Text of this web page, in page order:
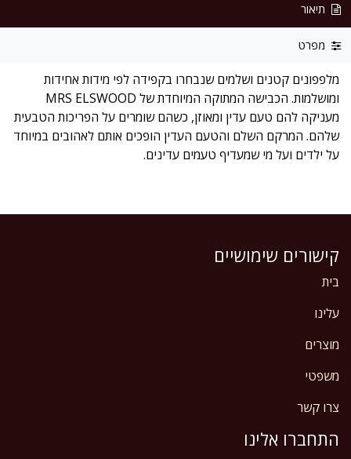
תיאור
מפרט
מלפפונים קטנים ושלמים שנבחרו בקפידה לפי מידות אחידות
ומושלמות. הכבישה המתוקה המיוחדת של MRS ELSWOOD
מעניקה להם טעם עדין ומאוזן, כשהם שומרים על הפריכות הטבעית
שלהם. המרקם השלם והטעם העדין הופכים אותם לאהובים במיוחד
על ילדים ועל מי שמעדיף טעמים עדינים.
קישורים שימושיים
בית
עלינו
מוצרים
משפטי
צרו קשר
התחברו אלינו